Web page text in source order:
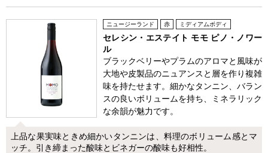
ニュージーランド 赤 ミディアムボディ
セレシン・エステイト モモ ピノ・ノワー
ル
ブラックベリーやプラムのアロマと風味が
大地や皮製品のニュアンスと層を作り複雑
味を持たせます。細かなタンニン、バラン
スの良いボリュームを持ち、ミネラリック
な余韻が魅力です。
上品な果実味ときめ細かいタンニンは、料理のボリューム感とマ
ッチ。引き締まった酸味とビネガーの酸味も好相性。